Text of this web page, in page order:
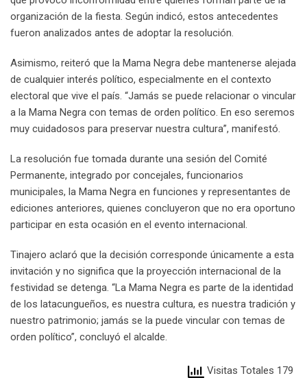
organización de la fiesta. Según indicó, estos antecedentes
fueron analizados antes de adoptar la resolución.
Asimismo, reiteró que la Mama Negra debe mantenerse alejada
de cualquier interés político, especialmente en el contexto
electoral que vive el país. “Jamás se puede relacionar o vincular
a la Mama Negra con temas de orden político. En eso seremos
muy cuidadosos para preservar nuestra cultura”, manifestó.
La resolución fue tomada durante una sesión del Comité
Permanente, integrado por concejales, funcionarios
municipales, la Mama Negra en funciones y representantes de
ediciones anteriores, quienes concluyeron que no era oportuno
participar en esta ocasión en el evento internacional.
Tinajero aclaró que la decisión corresponde únicamente a esta
invitación y no significa que la proyección internacional de la
festividad se detenga. “La Mama Negra es parte de la identidad
de los latacungueños, es nuestra cultura, es nuestra tradición y
nuestro patrimonio; jamás se la puede vincular con temas de
orden político”, concluyó el alcalde.
Visitas Totales 179